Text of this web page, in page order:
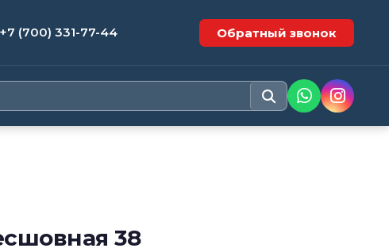
+7 (700) 331-77-44 Обратный звонок
38